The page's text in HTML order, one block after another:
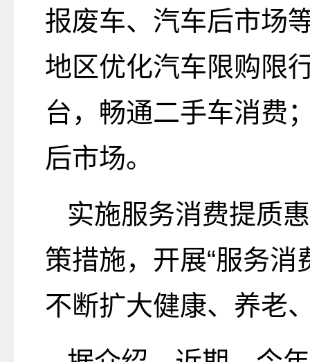
报废车、汽车后市场
地区优化汽车限购限
台，畅通二手车消费
后市场。
实施服务消费提质
策措施，开展“服务
不断扩大健康、养老